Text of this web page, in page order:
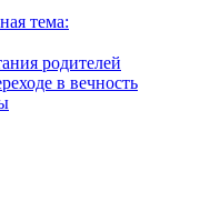
тема:
родителей
в вечность